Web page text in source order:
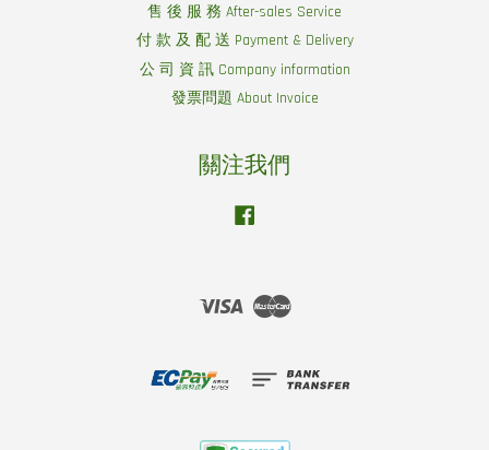
售 後 服 務 After-sales Service
付 款 及 配 送 Payment & Delivery
公 司 資 訊 Company information
發票問題 About Invoice
關注我們
Visa Master